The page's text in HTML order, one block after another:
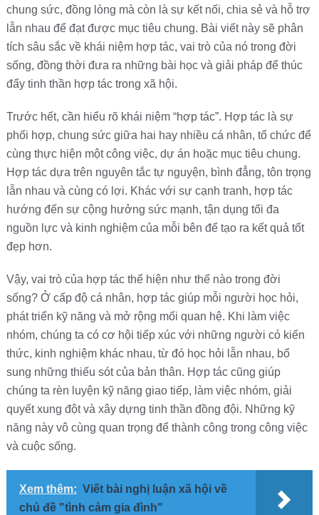
chung sức, đồng lòng mà còn là sự kết nối, chia sẻ và hỗ trợ
lẫn nhau để đạt được mục tiêu chung. Bài viết này sẽ phân
tích sâu sắc về khái niệm hợp tác, vai trò của nó trong đời
sống, đồng thời đưa ra những bài học và giải pháp để thúc
đẩy tinh thần hợp tác trong xã hội.
Trước hết, cần hiểu rõ khái niệm “hợp tác”. Hợp tác là sự
phối hợp, chung sức giữa hai hay nhiều cá nhân, tổ chức để
cùng thực hiện một công việc, dự án hoặc mục tiêu chung.
Hợp tác dựa trên nguyên tắc tự nguyện, bình đẳng, tôn trọng
lẫn nhau và cùng có lợi. Khác với sự cạnh tranh, hợp tác
hướng đến sự cộng hưởng sức mạnh, tận dụng tối đa
nguồn lực và kinh nghiệm của mỗi bên để tạo ra kết quả tốt
đẹp hơn.
Vậy, vai trò của hợp tác thể hiện như thế nào trong đời
sống? Ở cấp độ cá nhân, hợp tác giúp mỗi người học hỏi,
phát triển kỹ năng và mở rộng mối quan hệ. Khi làm việc
nhóm, chúng ta có cơ hội tiếp xúc với những người có kiến
thức, kinh nghiệm khác nhau, từ đó học hỏi lẫn nhau, bổ
sung những thiếu sót của bản thân. Hợp tác cũng giúp
chúng ta rèn luyện kỹ năng giao tiếp, làm việc nhóm, giải
quyết xung đột và xây dựng tinh thần đồng đội. Những kỹ
năng này vô cùng quan trọng để thành công trong công việc
và cuộc sống.
Xem thêm: Viết bài nghị luận xã hội về
chủ đề "tình cảm gia đình"